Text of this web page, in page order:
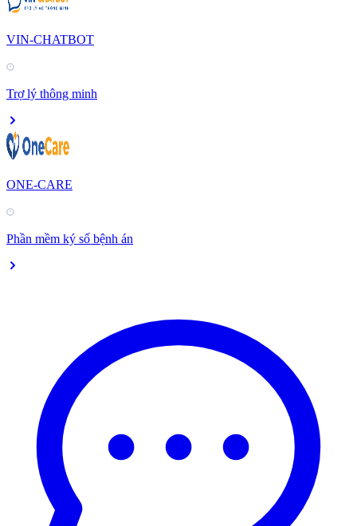
VIN-CHATBOT
Trợ lý thông minh
ONE-CARE
Phần mềm ký số bệnh án